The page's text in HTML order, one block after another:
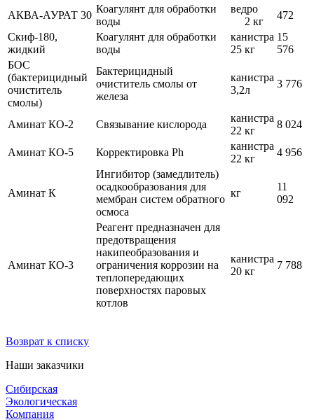
АКВА-АУРАТ 30
Коагулянт для обработки
воды
ведро
2 кг
472
Скиф-180,
жидкий
Коагулянт для обработки
воды
канистра
25 кг
15
576
БОС
(бактерицидный
очиститель
смолы)
Бактерицидный
очиститель смолы от
железа
канистра
3,2л
3 776
Аминат КО-2 Связывание кислорода
канистра
22 кг
8 024
Аминат КО-5 Корректировка Рh
канистра
22 кг
4 956
Аминат К
Ингибитор (замедлитель)
осадкообразования для
мембран систем обратного
осмоса
кг
11
092
Аминат КО-3
Реагент предназначен для
предотвращения
накипеобразования и
ограничения коррозии на
теплопередающих
поверхностях паровых
котлов
канистра
20 кг
7 788
Возврат к списку
Наши заказчики
Сибирская
Экологическая
Компания